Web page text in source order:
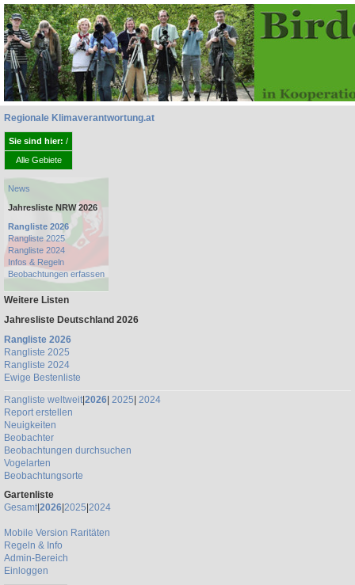
Regionale Klimaverantwortung.at
Sie sind hier: /
Alle Gebiete
News
Jahresliste NRW 2026
Rangliste 2026
Rangliste 2025
Rangliste 2024
Infos & Regeln
Beobachtungen erfassen
Weitere Listen
Jahresliste Deutschland 2026
Rangliste 2026
Rangliste 2025
Rangliste 2024
Ewige Bestenliste
Rangliste weltweit|2026| 2025| 2024
Report erstellen
Neuigkeiten
Beobachter
Beobachtungen durchsuchen
Vogelarten
Beobachtungsorte
Gartenliste
Gesamt|2026 2025 2024
Mobile Version Raritäten
Regeln & Info
Admin-Bereich
Einloggen